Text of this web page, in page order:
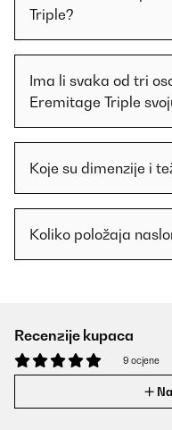
Triple?
Ima li svaka od tri
Eremitage Triple
Koje su dimenzije i
Koliko položaja
Recenzije kupaca
9 ocjene